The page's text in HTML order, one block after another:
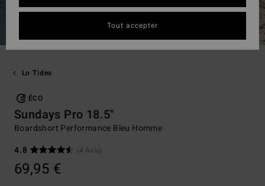
Lo Tides
ÉCO
Sundays Pro 18.5"
Boardshort Performance Bleu Homme
4.8
(4 Avis)
69,95 €
Tout accepter